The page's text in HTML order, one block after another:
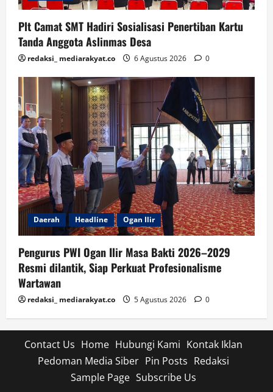
Plt Camat SMT Hadiri Sosialisasi Penertiban Kartu
Tanda Anggota Aslinmas Desa
redaksi_ mediarakyat.co 6 Agustus 2026 0
Daerah Headline Ogan Ilir
Pengurus PWI Ogan Ilir Masa Bakti 2026–2029
Resmi dilantik, Siap Perkuat Profesionalisme
Wartawan
redaksi_ mediarakyat.co 5 Agustus 2026 0
Contact Us Home Hubungi Kami Kontak Iklan
Pedoman Media Siber Pin Posts Redaksi
Sample Page Subscribe Us